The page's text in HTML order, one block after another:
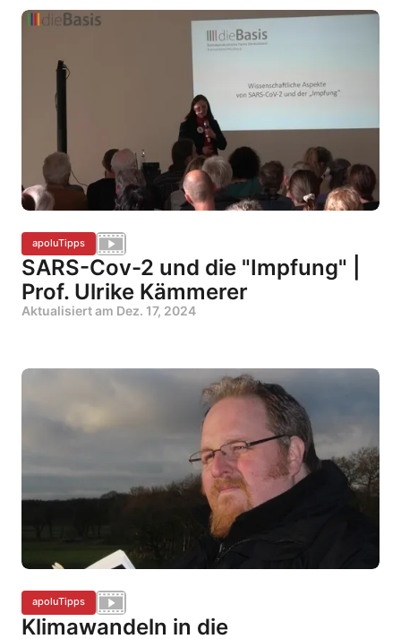
apoluTipps
SARS-Cov-2 und die "Impfung" |
Prof. Ulrike Kämmerer
Aktualisiert am Dez. 17, 2024
apoluTipps
Klimawandeln in die